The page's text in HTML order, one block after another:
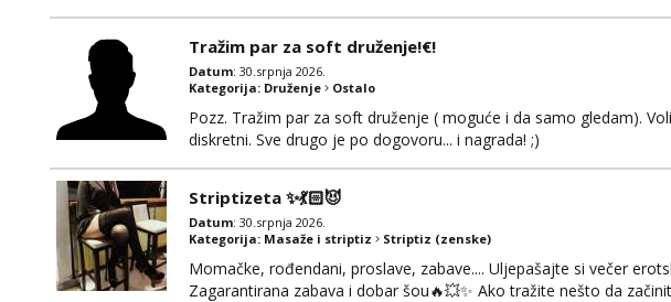
Tražim par za soft druženje!€!
Datum: 30.srpnja 2026.
Kategorija: Druženje Ostalo
Pozz. Tražim par za soft druženje ( moguće i da samo gledam).
diskretni. Sve drugo je po dogovoru... i nagrada! ;)
Striptizeta ✨💃🏻😈
Datum: 30.srpnja 2026.
Kategorija: Masaže i striptiz Striptiz (zenske)
Momačke, rođendani, proslave, zabave.... Uljepašajte si večer
Zagarantirana zabava i dobar šou🔥💥✨ Ako tražite nešto da